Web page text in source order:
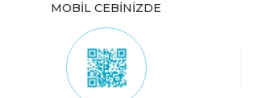
MOBİL CEBİNİZDE